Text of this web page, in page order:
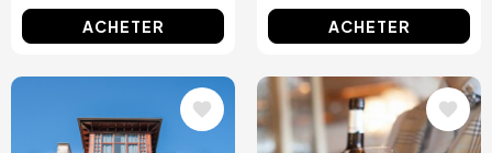
ACHETER ACHETER
Image